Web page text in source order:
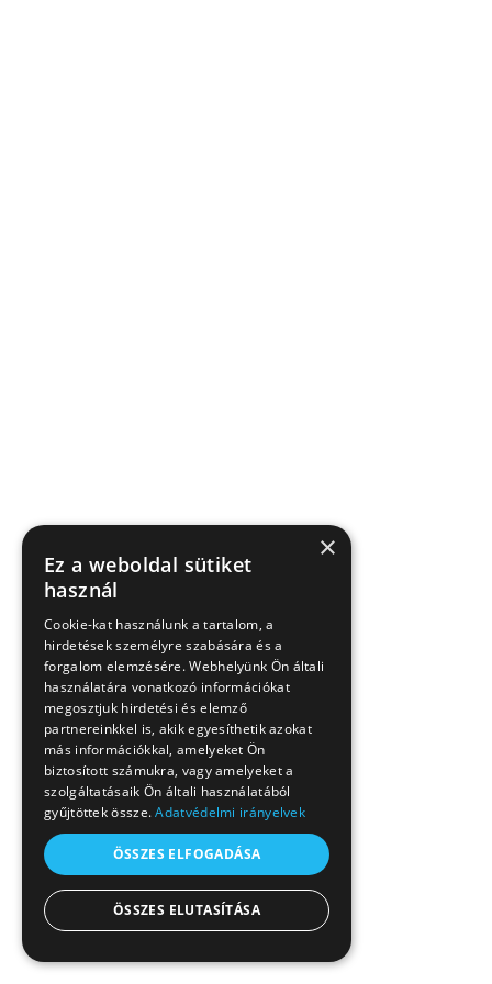
×
Ez a weboldal sütiket
használ
Cookie-kat használunk a tartalom, a
hirdetések személyre szabására és a
forgalom elemzésére. Webhelyünk Ön általi
használatára vonatkozó információkat
megosztjuk hirdetési és elemző
partnereinkkel is, akik egyesíthetik azokat
más információkkal, amelyeket Ön
biztosított számukra, vagy amelyeket a
szolgáltatásaik Ön általi használatából
gyűjtöttek össze.Adatvédelmi irányelvek
ÖSSZES ELFOGADÁSA
ÖSSZES ELUTASÍTÁSA